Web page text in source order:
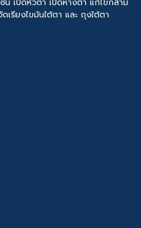
น เปิดหัวตา เปิดหางตา แก้ไขกล้าม
เรียงไขมันใต้ตา และ ถุงใต้ตา